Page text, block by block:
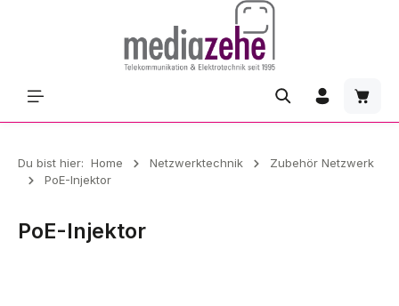
Du bist hier: Home Netzwerktechnik
Zubehör Netzwerk
PoE-Injektor
PoE-Injektor
PoE-Injektor